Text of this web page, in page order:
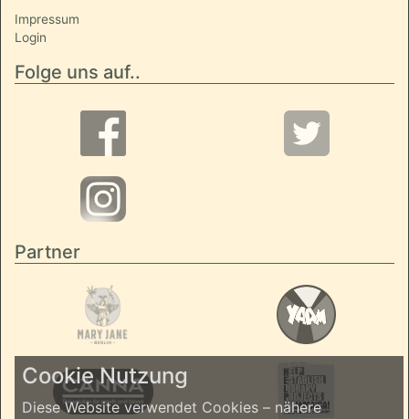
Impressum
Login
Folge uns auf..
Partner
Cookie Nutzung
Diese Website verwendet Cookies – nähere